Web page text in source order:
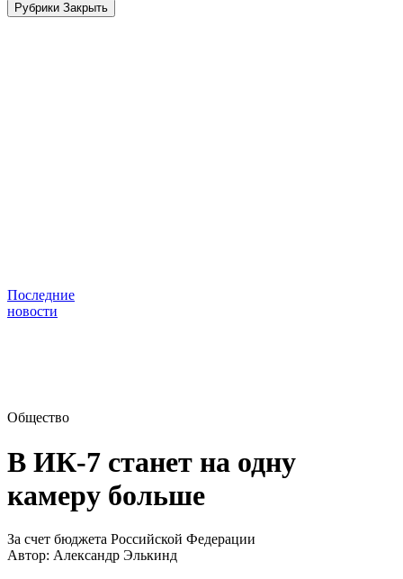
Рубрики Закрыть
Последние
новости
Общество
В ИК-7 станет на одну
камеру больше
За счет бюджета Российской Федерации
Автор: Александр Элькинд